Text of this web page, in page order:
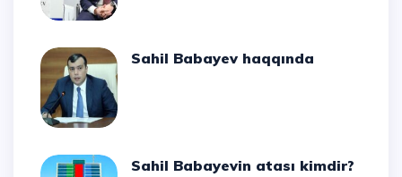
Sahil Babayev haqqında
Sahil Babayevin atası kimdir?